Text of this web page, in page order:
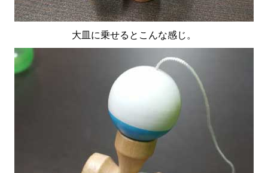
大皿に乗せるとこんな感じ。